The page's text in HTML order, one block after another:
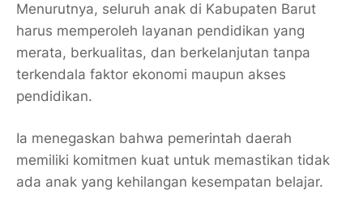
Menurutnya, seluruh anak di Kabupaten Barut
harus memperoleh layanan pendidikan yang
merata, berkualitas, dan berkelanjutan tanpa
terkendala faktor ekonomi maupun akses
pendidikan.
Ia menegaskan bahwa pemerintah daerah
memiliki komitmen kuat untuk memastikan tidak
ada anak yang kehilangan kesempatan belajar.